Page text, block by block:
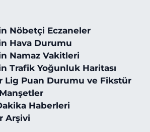
Nöbetçi Eczaneler
Hava Durumu
Namaz Vakitleri
Trafik Yoğunluk Haritası
Lig Puan Durumu ve Fikstür
Haberleri
Arşivi